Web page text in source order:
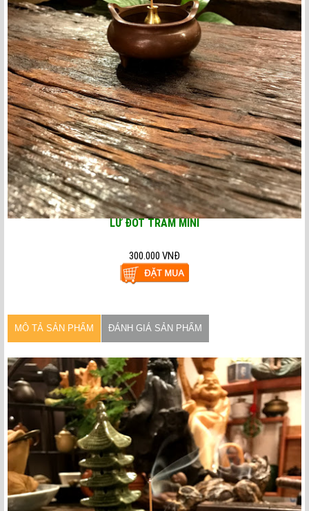
LƯ ĐỐT TRẦM MINI
300.000 VNĐ
MÔ TẢ SẢN PHẨM ĐÁNH GIÁ SẢN PHẨM